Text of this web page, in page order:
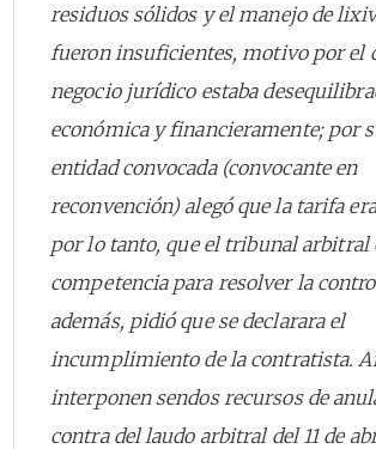
residuos sólidos y el manejo de
fueron insuficientes, motivo por el
negocio jurídico estaba
económica y financieramente; por
entidad convocada (convocante en
reconvención) alegó que la tarifa
por lo tanto, que el tribunal arbitral
competencia para resolver la
además, pidió que se declarara el
incumplimiento de la contratista.
interponen sendos recursos de
contra del laudo arbitral del 11 de